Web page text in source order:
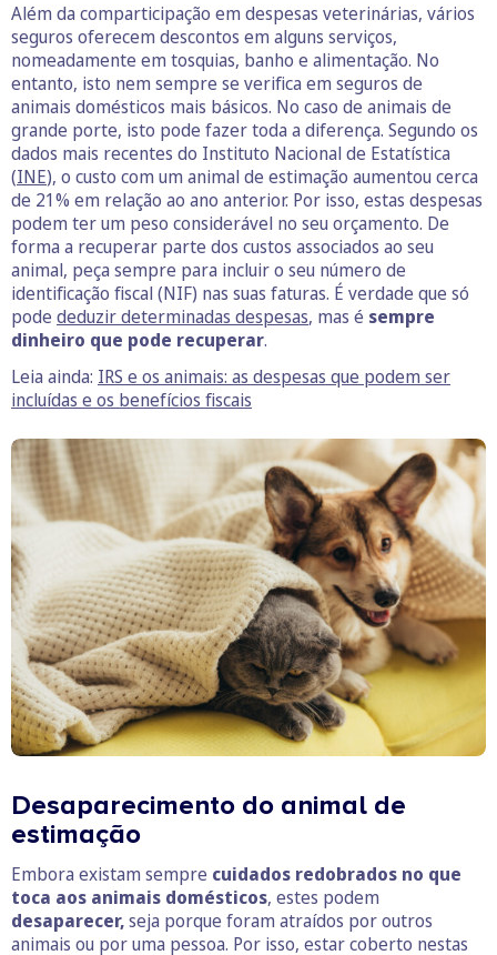
Além da comparticipação em despesas veterinárias, vários
seguros oferecem descontos em alguns serviços,
nomeadamente em tosquias, banho e alimentação. No
entanto, isto nem sempre se verifica em seguros de
animais domésticos mais básicos. No caso de animais de
grande porte, isto pode fazer toda a diferença. Segundo os
dados mais recentes do Instituto Nacional de Estatística
(INE), o custo com um animal de estimação aumentou cerca
de 21% em relação ao ano anterior. Por isso, estas despesas
podem ter um peso considerável no seu orçamento. De
forma a recuperar parte dos custos associados ao seu
animal, peça sempre para incluir o seu número de
identificação fiscal (NIF) nas suas faturas. É verdade que só
pode deduzir determinadas despesas, mas é sempre
dinheiro que pode recuperar.
Leia ainda: IRS e os animais: as despesas que podem ser
incluídas e os benefícios fiscais
Desaparecimento do animal de
estimação
Embora existam sempre cuidados redobrados no que
toca aos animais domésticos, estes podem
desaparecer,seja porque foram atraídos por outros
animais ou por uma pessoa. Por isso, estar coberto nestas